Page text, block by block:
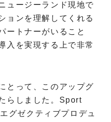
ュージーランド現地で
ョンを理解してくれる
ートナーがいること
入を実現する上で非常
とって、このアップグ
らしました。Sport
グゼクティブプロデュ